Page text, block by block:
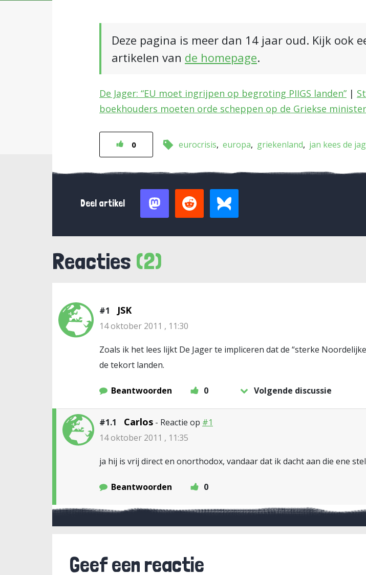
Deze pagina is meer dan 14 jaar oud. Kijk ook
artikelen van de homepage.
De Jager: “EU moet ingrijpen op begroting PIIGS landen” |
boekhouders moeten orde scheppen op de Griekse
0 eurocrisis europa griekenland jan kees de
Deel artikel
Reacties (2)
#1 JSK
14 oktober 2011 , 11:30
Zoals ik het lees lijkt De Jager te impliceren dat de “sterke
de tekort landen.
Beantwoorden 0 Volgende discussie
#1.1 Carlos - Reactie op #1
14 oktober 2011 , 11:35
ja hij is vrij direct en onorthodox, vandaar dat ik dacht aan die ene
Beantwoorden 0
Geef een reactie